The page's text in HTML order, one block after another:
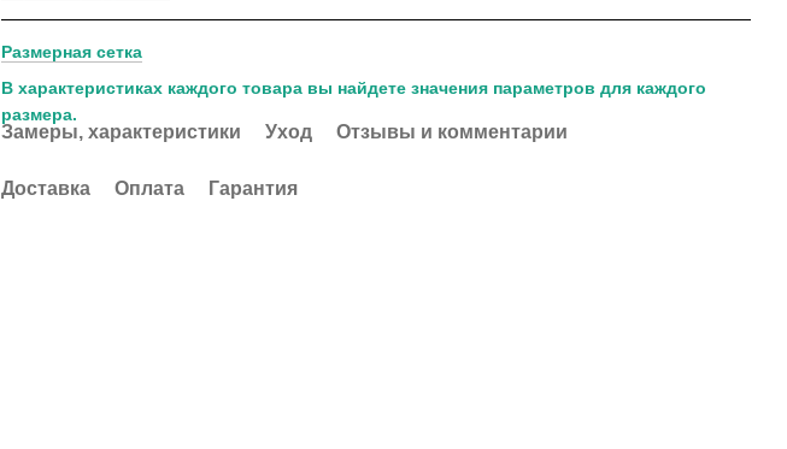
Размерная сетка
В характеристиках каждого товара вы найдете значения параметров для каждого
размера.
Замеры, характеристики Уход Отзывы и комментарии
Доставка Оплата Гарантия